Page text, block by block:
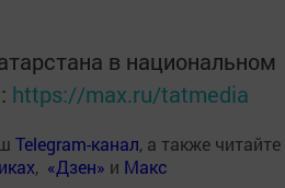
в национальном
https://max.ru/tatmedia
Telegram-канал, а также
, «Дзен» и Макс